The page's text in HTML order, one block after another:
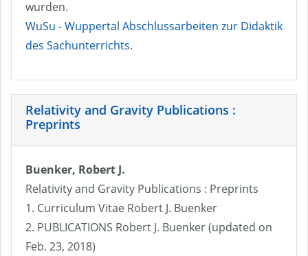
wurden.
WuSu - Wuppertal Abschlussarbeiten zur Didaktik
des Sachunterrichts.
Relativity and Gravity Publications :
Preprints
Buenker, Robert J.
Relativity and Gravity Publications : Preprints
1. Curriculum Vitae Robert J. Buenker
2. PUBLICATIONS Robert J. Buenker (updated on
Feb. 23, 2018)